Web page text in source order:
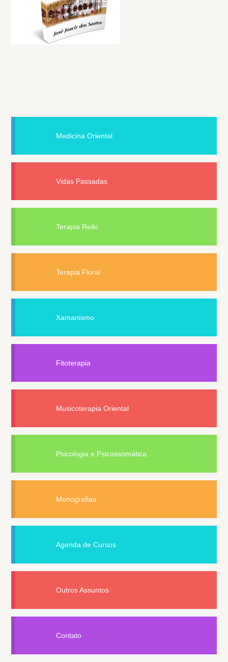
Medicina Oriental
Vidas Passadas
Terapia Reiki
Terapia Floral
Xamanismo
Fitoterapia
Musicoterapia Oriental
Psicologia e Psicossomática
Monografias
Agenda de Cursos
Outros Assuntos
Contato